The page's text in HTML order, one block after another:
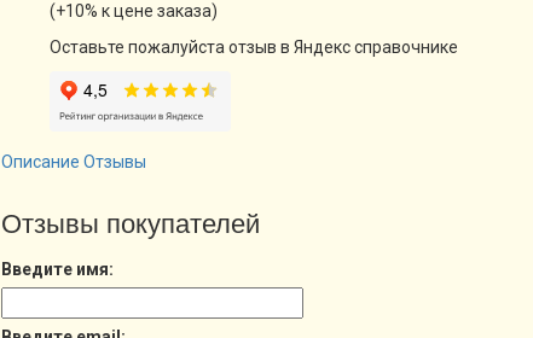
(+10% к цене заказа)
Оставьте пожалуйста отзыв в Яндекс справочнике
Описание Отзывы
Отзывы покупателей
Введите имя: